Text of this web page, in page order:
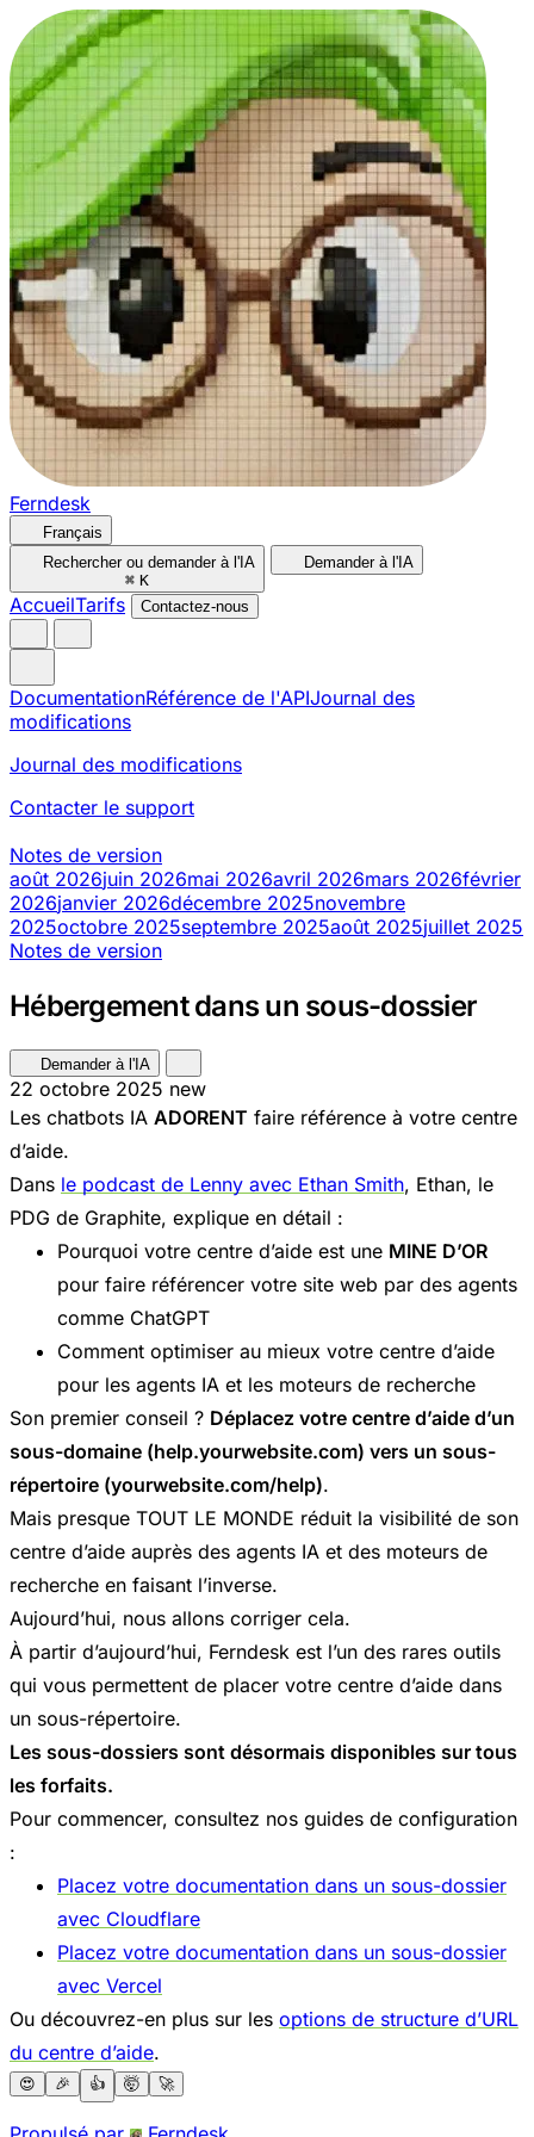
Ferndesk
Français
Rechercher ou demander à l'IA
⌘ K
Demander à l'IA
AccueilTarifs Contactez-nous
DocumentationRéférence de l'APIJournal des
modifications
Journal des modifications
Contacter le support
Notes de version
août 2026juin 2026mai 2026avril 2026mars 2026février
2026janvier 2026décembre 2025novembre
2025octobre 2025septembre 2025août 2025juillet 2025
Notes de version
Hébergement dans un sous-dossier
Demander à l'IA
22 octobre 2025 new
Les chatbots IA ADORENT faire référence à votre centre
d’aide.
Dans le podcast de Lenny avec Ethan Smith, Ethan, le
PDG de Graphite, explique en détail :
Pourquoi votre centre d’aide est une MINE D’OR
pour faire référencer votre site web par des agents
comme ChatGPT
Comment optimiser au mieux votre centre d’aide
pour les agents IA et les moteurs de recherche
Son premier conseil ? Déplacez votre centre d’aide d’un
sous-domaine (help.yourwebsite.com) vers un sous-
répertoire (yourwebsite.com/help).
Mais presque TOUT LE MONDE réduit la visibilité de son
centre d’aide auprès des agents IA et des moteurs de
recherche en faisant l’inverse.
Aujourd’hui, nous allons corriger cela.
À partir d’aujourd’hui, Ferndesk est l’un des rares outils
qui vous permettent de placer votre centre d’aide dans
un sous-répertoire.
Les sous-dossiers sont désormais disponibles sur tous
les forfaits.
Pour commencer, consultez nos guides de configuration
:
Placez votre documentation dans un sous-dossier
avec Cloudflare
Placez votre documentation dans un sous-dossier
avec Vercel
Ou découvrez-en plus sur les options de structure d’URL
du centre d’aide.
😍 🎉 👍 🤯 🚀